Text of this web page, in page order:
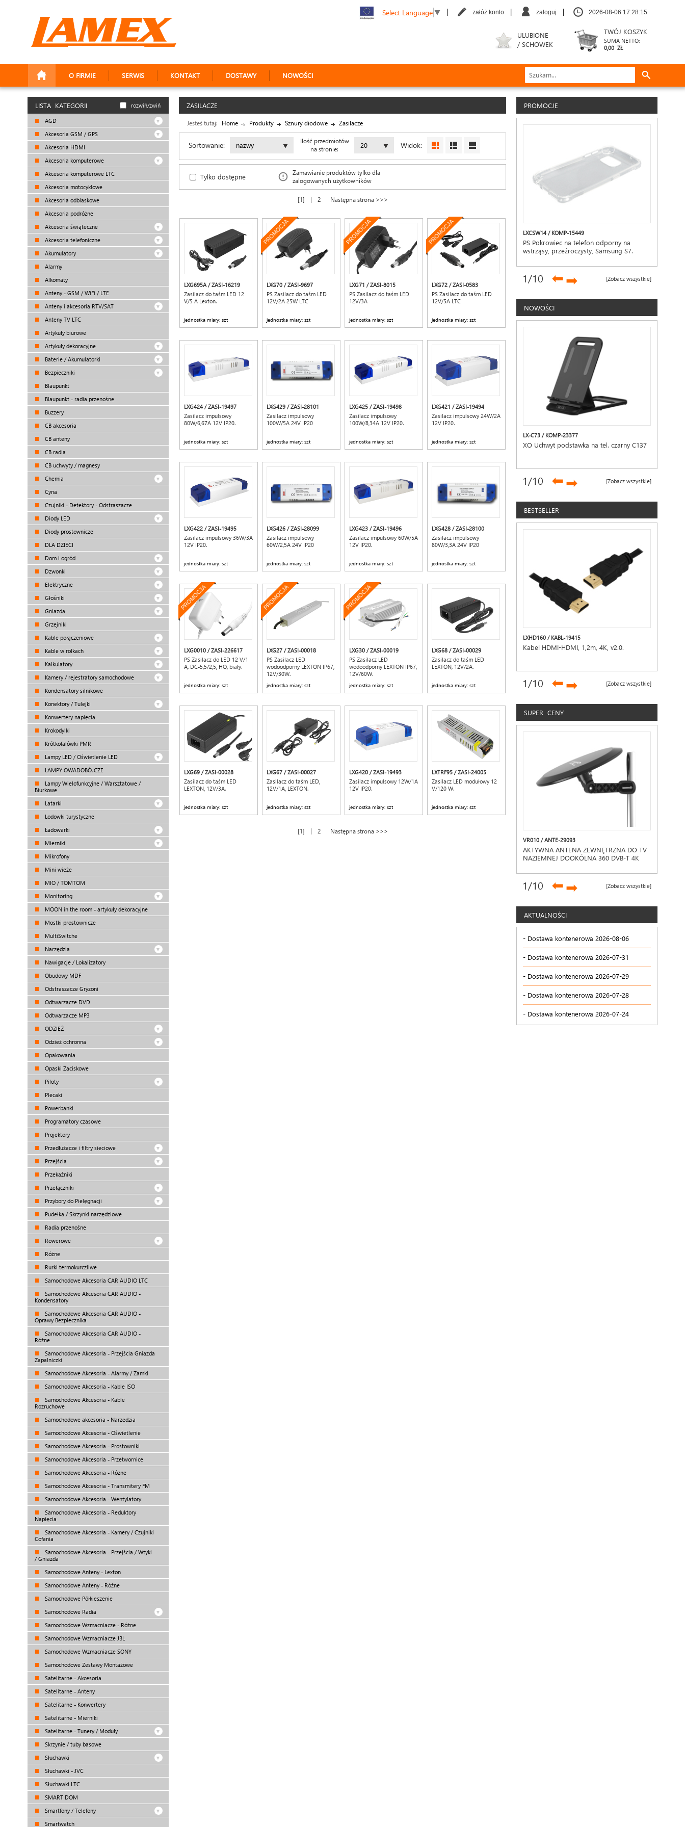
Select Language▼ | załóż konto | zaloguj | 2026-08-06 17:28:16
O FIRMIE SERWIS KONTAKT DOSTAWY NOWOŚCI
TWÓJ KOSZYK
SUMA NETTO:
0,00 ZŁ
ULUBIONE
/ SCHOWEK
PROMOCJE
LXCSW14 / KOMP-15449
PS Pokrowiec na telefon odporny na
wstrząsy, przeźroczysty, Samsung S7.
[Zobacz wszystkie]
1/10 ➡➡
NOWOŚCI
LX-C73 / KOMP-23377
XO Uchwyt podstawka na tel. czarny C137
[Zobacz wszystkie]
1/10 ➡➡
BESTSELLER
LXHD160 / KABL-19415
Kabel HDMI-HDMI, 1,2m, 4K, v2.0.
[Zobacz wszystkie]
1/10 ➡➡
SUPER CENY
VR010 / ANTE-29093
AKTYWNA ANTENA ZEWNĘTRZNA DO TV
NAZIEMNEJ DOOKÓLNA 360 DVB-T 4K
[Zobacz wszystkie]
1/10 ➡➡
AKTUALNOŚCI
Dostawa kontenerowa 2026-08-06
Dostawa kontenerowa 2026-07-31
Dostawa kontenerowa 2026-07-29
Dostawa kontenerowa 2026-07-28
Dostawa kontenerowa 2026-07-24
LISTA KATEGORII rozwiń/zwiń
AGD
Akcesoria GSM / GPS
Akcesoria HDMI
Akcesoria komputerowe
Akcesoria komputerowe LTC
Akcesoria motocyklowe
Akcesoria odblaskowe
Akcesoria podróżne
Akcesoria świąteczne
Akcesoria telefoniczne
Akumulatory
Alarmy
Alkomaty
Anteny - GSM / WiFi / LTE
Anteny i akcesoria RTV/SAT
Anteny TV LTC
Artykuły biurowe
Artykuły dekoracyjne
Baterie / Akumulatorki
Bezpieczniki
Blaupunkt
Blaupunkt - radia przenośne
Buzzery
CB akcesoria
CB anteny
CB radia
CB uchwyty / magnesy
Chemia
Cyna
Czujniki - Detektory - Odstraszacze
Diody LED
Diody prostownicze
DLA DZIECI
Dom i ogród
Dzwonki
Elektryczne
Głośniki
Gniazda
Grzejniki
Kable połączeniowe
Kable w rolkach
Kalkulatory
Kamery / rejestratory samochodowe
Kondensatory silnikowe
Konektory / Tulejki
Konwertery napięcia
Krokodylki
Krótkofalówki PMR
Lampy LED / Oświetlenie LED
LAMPY OWADOBÓJCZE
Lampy Wielofunkcyjne / Warsztatowe /
Biurkowe
Latarki
Lodowki turystyczne
Ładowarki
Mierniki
Mikrofony
Mini wieże
MIO / TOMTOM
Monitoring
MOON in the room - artykuły dekoracyjne
Mostki prostownicze
MultiSwitche
Narzędzia
Nawigacje / Lokalizatory
Obudowy MDF
Odstraszacze Gryzoni
Odtwarzacze DVD
Odtwarzacze MP3
ODZIEŻ
Odzież ochronna
Opakowania
Opaski Zaciskowe
Piloty
Plecaki
Powerbanki
Programatory czasowe
Projektory
Przedłużacze i filtry sieciowe
Przejścia
Przekaźniki
Przełączniki
Przybory do Pielęgnacji
Pudełka / Skrzynki narzędziowe
Radia przenośne
Rowerowe
Różne
Rurki termokurczliwe
Samochodowe Akcesoria CAR AUDIO LTC
Samochodowe Akcesoria CAR AUDIO -
Kondensatory
Samochodowe Akcesoria CAR AUDIO -
Oprawy Bezpiecznika
Samochodowe Akcesoria CAR AUDIO -
Różne
Samochodowe Akcesoria - Przejścia Gniazda
Zapalniczki
Samochodowe Akcesoria - Alarmy / Zamki
Samochodowe Akcesoria - Kable ISO
Samochodowe Akcesoria - Kable
Rozruchowe
Samochodowe akcesoria - Narzedzia
Samochodowe Akcesoria - Oświetlenie
Samochodowe Akcesoria - Prostowniki
Samochodowe Akcesoria - Przetwornice
Samochodowe Akcesoria - Różne
Samochodowe Akcesoria - Transmitery FM
Samochodowe Akcesoria - Wentylatory
Samochodowe Akcesoria - Reduktory
Napięcia
Samochodowe Akcesoria - Kamery / Czujniki
Cofania
Samochodowe Akcesoria - Przejścia / Wtyki
/ Gniazda
Samochodowe Anteny - Lexton
Samochodowe Anteny - Różne
Samochodowe Półkieszenie
Samochodowe Radia
Samochodowe Wzmacniacze - Różne
Samochodowe Wzmacniacze JBL
Samochodowe Wzmacniacze SONY
Samochodowe Zestawy Montażowe
Satelitarne - Akcesoria
Satelitarne - Anteny
Satelitarne - Konwertery
Satelitarne - Mierniki
Satelitarne - Tunery / Moduły
Skrzynie / tuby basowe
Słuchawki
Słuchawki - JVC
Słuchawki LTC
SMART DOM
Smartfony / Telefony
Smartwatch
ZASILACZE
Jesteś tutaj: Home Produkty Sznury diodowe Zasilacze
Sortowanie: nazwy
Ilość przedmiotów
na stronie:
20 Widok:
Tylko dostępne
Zamawianie produktów tylko dla
zalogowanych użytkowników
1 | 2 Następna strona >>>
LXG695A / ZASI-16219
Zasilacz do taśm LED 12
V/5 A Lexton.
jednostka miary: szt
PROMOCJA
LXG70 / ZASI-9697
PS Zasilacz do taśm LED
12V/2A 25W LTC
jednostka miary: szt
PROMOCJA
LXG71 / ZASI-8015
PS Zasilacz do taśm LED
12V/3A
jednostka miary: szt
PROMOCJA
LXG72 / ZASI-0583
PS Zasilacz do taśm LED
12V/5A LTC
jednostka miary: szt
LXG424 / ZASI-19497
Zasilacz impulsowy
80W/6,67A 12V IP20.
jednostka miary: szt
LXG429 / ZASI-28101
Zasilacz impulsowy
100W/5A 24V IP20
jednostka miary: szt
LXG425 / ZASI-19498
Zasilacz impulsowy
100W/8,34A 12V IP20.
jednostka miary: szt
LXG421 / ZASI-19494
Zasilacz impulsowy 24W/2A
12V IP20.
jednostka miary: szt
LXG422 / ZASI-19495
Zasilacz impulsowy 36W/3A
12V IP20.
jednostka miary: szt
LXG426 / ZASI-28099
Zasilacz impulsowy
60W/2,5A 24V IP20
jednostka miary: szt
LXG423 / ZASI-19496
Zasilacz impulsowy 60W/5A
12V IP20.
jednostka miary: szt
LXG428 / ZASI-28100
Zasilacz impulsowy
80W/3,3A 24V IP20
jednostka miary: szt
PROMOCJA
LXG0010 / ZASI-226617
PS Zasilacz do LED 12 V/1
A, DC-5,5/2,5, HQ, biały.
jednostka miary: szt
PROMOCJA
LXG27 / ZASI-00018
PS Zasilacz LED
wodoodporny LEXTON IP67,
12V/30W.
jednostka miary: szt
PROMOCJA
LXG30 / ZASI-00019
PS Zasilacz LED
wodoodporny LEXTON IP67,
12V/60W.
jednostka miary: szt
LXG68 / ZASI-00029
Zasilacz do taśm LED
LEXTON, 12V/2A.
jednostka miary: szt
LXG69 / ZASI-00028
Zasilacz do taśm LED
LEXTON, 12V/3A.
jednostka miary: szt
LXG67 / ZASI-00027
Zasilacz do taśm LED,
12V/1A, LEXTON.
jednostka miary: szt
LXG420 / ZASI-19493
Zasilacz impulsowy 12W/1A
12V IP20.
jednostka miary: szt
LXTRF95 / ZASI-24005
Zasilacz LED modułowy 12
V/120 W.
jednostka miary: szt
1 | 2 Następna strona >>>